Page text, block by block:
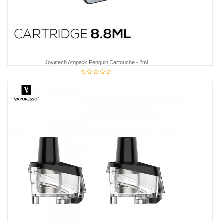
Joyetech Atopack Penguin Cartouche - 2ml